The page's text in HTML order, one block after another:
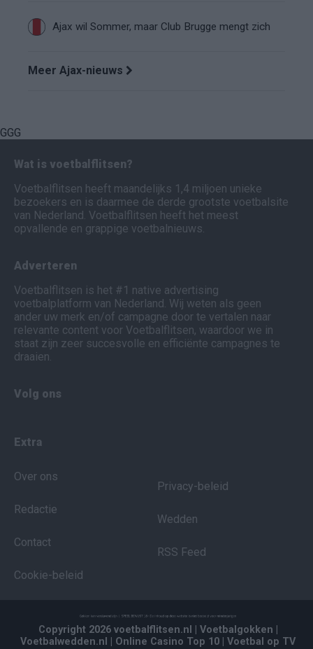
Ajax wil Sommer, maar Club Brugge mengt zich
Meer Ajax-nieuws
GGG
Wat is voetbalflitsen?
Voetbalflitsen heeft maandelijks 1,4 miljoen unieke
bezoekers en is daarmee de derde grootste voetbalsite
van Nederland. Voetbalflitsen heeft het meest
opvallende en grappige voetbalnieuws.
Adverteren
Voetbalflitsen is het #1 native advertising
voetbalplatform van Nederland. Wij weten als geen
ander uw merk en/of campagne door te vertalen naar
relevante content voor Voetbalflitsen, waardoor we in
staat zijn zeer succesvolle en efficiënte campagnes te
draaien.
Volg ons
Extra
Over ons
Redactie
Contact
Cookie-beleid
Privacy-beleid
Wedden
RSS Feed
Copyright 2026 voetbalflitsen.nl | Voetbalgokken
Voetbalwedden.nl
| Online Casino Top 10 | Voetbal op TV